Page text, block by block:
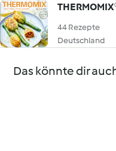
44 Rezepte
Deutschland
Das könnte dir